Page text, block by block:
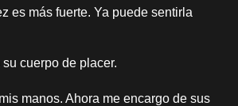
es más fuerte. Ya puede sentirla
cuerpo de placer.
manos. Ahora me encargo de sus